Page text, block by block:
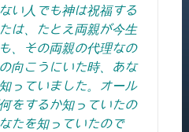
い人でも神は祝福する
は、たとえ両親が今生
、その両親の代理なの
向こうにいた時、あな
っていました。オール
をするか知っていたの
たを知っていたので